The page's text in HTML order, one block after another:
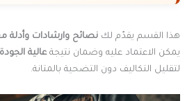
هذا القسم يقدّم لك نصائح وارشادات وأدلة
يمكن الاعتماد عليه وضمان نتيجةعالية الجودة
لتقليل التكاليف دون التضحية بالمتانة.